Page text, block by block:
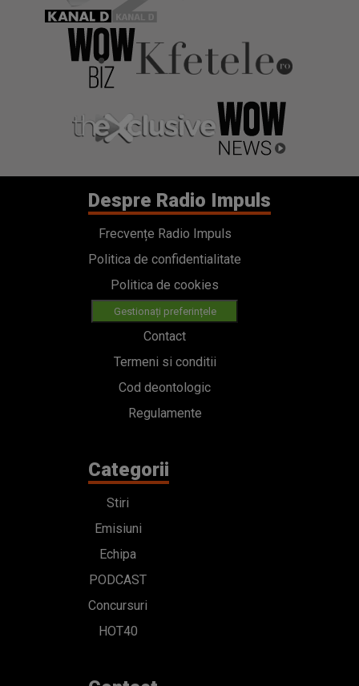
Despre Radio Impuls
Frecvențe Radio Impuls
Politica de confidentialitate
Politica de cookies
Gestionați preferințele
Contact
Termeni si conditii
Cod deontologic
Regulamente
Categorii
Stiri
Emisiuni
Echipa
PODCAST
Concursuri
HOT40